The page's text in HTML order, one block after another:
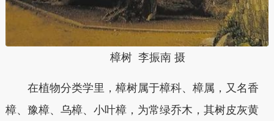
樟树 李振南 摄
在植物分类学里，樟树属于樟科、樟属，又名香
樟、豫樟、乌樟、小叶樟，为常绿乔木，其树皮灰黄